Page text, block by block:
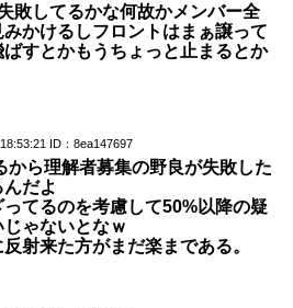
敗してるかな何故かメンバー全
かけるしフロントはまぁ譲って
すとかもうちょっと止まるとか
ID：8ea147697
から理解者募集の野良が失敗した
だよ
てるのを考慮して50%以降の疑
ゃないとなｗ
射来た方がまだ楽まである。